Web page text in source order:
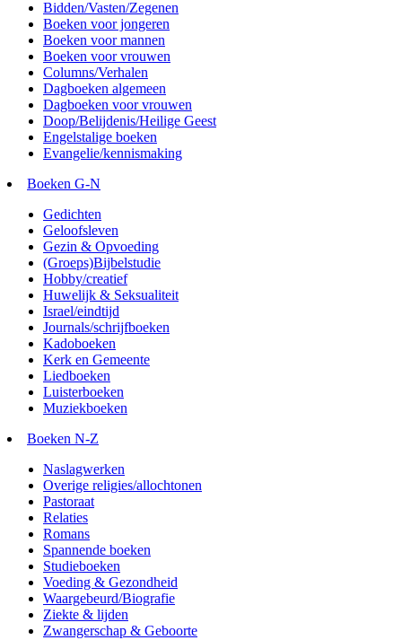
Bidden/Vasten/Zegenen
Boeken voor jongeren
Boeken voor mannen
Boeken voor vrouwen
Columns/Verhalen
Dagboeken algemeen
Dagboeken voor vrouwen
Doop/Belijdenis/Heilige Geest
Engelstalige boeken
Evangelie/kennismaking
Boeken G-N
Gedichten
Geloofsleven
Gezin & Opvoeding
(Groeps)Bijbelstudie
Hobby/creatief
Huwelijk & Seksualiteit
Israel/eindtijd
Journals/schrijfboeken
Kadoboeken
Kerk en Gemeente
Liedboeken
Luisterboeken
Muziekboeken
Boeken N-Z
Naslagwerken
Overige religies/allochtonen
Pastoraat
Relaties
Romans
Spannende boeken
Studieboeken
Voeding & Gezondheid
Waargebeurd/Biografie
Ziekte & lijden
Zwangerschap & Geboorte